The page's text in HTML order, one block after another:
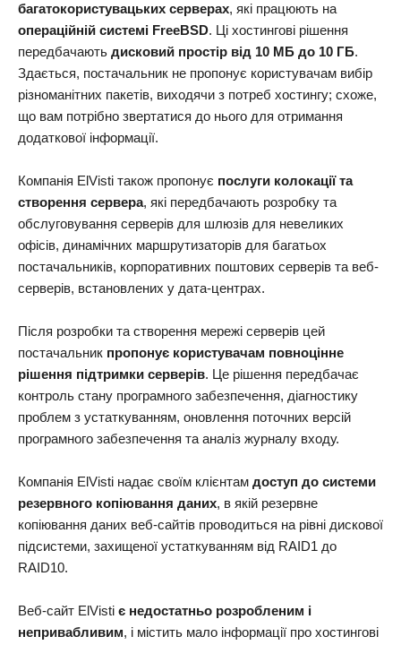
багатокористувацьких серверах, які працюють на
операційній системі FreeBSD. Ці хостингові рішення
передбачають дисковий простір від 10 МБ до 10 ГБ.
Здається, постачальник не пропонує користувачам вибір
різноманітних пакетів, виходячи з потреб хостингу; схоже,
що вам потрібно звертатися до нього для отримання
додаткової інформації.
Компанія ElVisti також пропонує послуги колокації та
створення сервера, які передбачають розробку та
обслуговування серверів для шлюзів для невеликих
офісів, динамічних маршрутизаторів для багатьох
постачальників, корпоративних поштових серверів та веб-
серверів, встановлених у дата-центрах.
Після розробки та створення мережі серверів цей
постачальник пропонує користувачам повноцінне
рішення підтримки серверів. Це рішення передбачає
контроль стану програмного забезпечення, діагностику
проблем з устаткуванням, оновлення поточних версій
програмного забезпечення та аналіз журналу входу.
Компанія ElVisti надає своїм клієнтам доступ до системи
резервного копіювання даних, в якій резервне
копіювання даних веб-сайтів проводиться на рівні дискової
підсистеми, захищеної устаткуванням від RAID1 до
RAID10.
Веб-сайт ElVisti є недостатньо розробленим і
непривабливим, і містить мало інформації про хостингові